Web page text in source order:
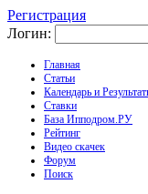
Регистрация
Логин:
Главная
Статьи
Календарь и
Ставки
База Ипподром.РУ
Рейтинг
Видео скачек
Форум
Поиск